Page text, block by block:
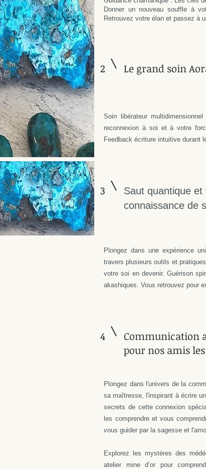
Donner un nouveau souffle à
Retrouvez votre élan et passez à
2 Le grand soin
Soin libérateur
reconnexion à soi et à votre
Feedback écriture intuitive durant
3
Saut quantique
connaissance de
Plongez dans une expérience
travers plusieurs outils et
votre soi en devenir. Guérison
akashiques. Vous retrouvez pour
4
Communication
pour nos amis
Plongez dans l'univers de la
sa maîtresse, l'inspirant à écrire
secrets de cette connexion
les comprendre et vous
vous guider par la sagesse et
Explorez les mystères des
atelier mine d’or pour